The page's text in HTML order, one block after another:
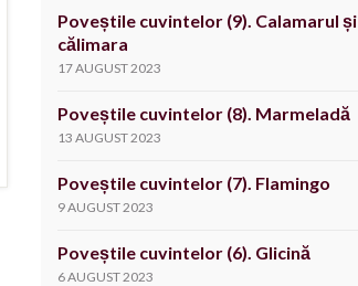
Poveștile cuvintelor (9). Calamarul și
călimara
17 AUGUST 2023
Poveștile cuvintelor (8). Marmeladă
13 AUGUST 2023
Poveștile cuvintelor (7). Flamingo
9 AUGUST 2023
Poveștile cuvintelor (6). Glicină
6 AUGUST 2023